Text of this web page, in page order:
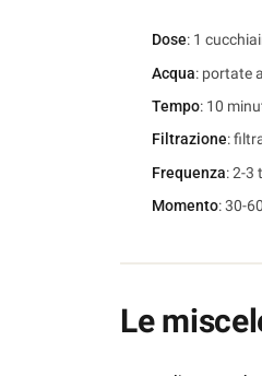
Dose: 1
Acqua: portate
Tempo: 10
Filtrazione:
Frequenza: 2-3
Momento: 30-
Le